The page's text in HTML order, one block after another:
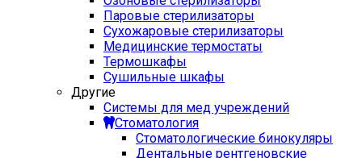
Паровые стерилизаторы
Сухожаровые стерилизаторы
Медицинские термостаты
Термошкафы
Сушильные шкафы
Другие
Системы для мед учреждений
Стоматология
Стоматологические бинокуляры
Дентальные рентгеновские